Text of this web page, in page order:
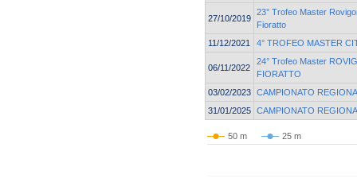
27/10/2019
23° Trofeo Master
Fioratto
11/12/2021
4° TROFEO MASTER
06/11/2022
24° Trofeo Master
FIORATTO
03/02/2023 CAMPIONATO
31/01/2025 CAMPIONATO
50 m 25 m